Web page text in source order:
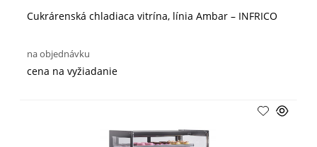
Cukrárenská chladiaca vitrína, línia Ambar – INFRICO
na objednávku
cena na vyžiadanie